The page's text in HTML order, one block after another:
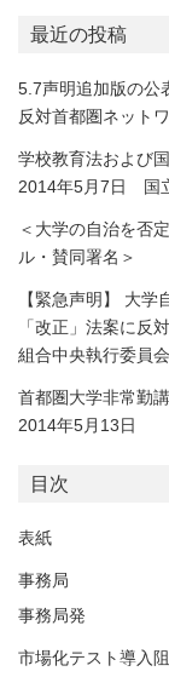
最近の投稿
5.7声明追加版の
反対首都圏ネット
学校教育法および
2014年5月7日 国
＜大学の自治を否
ル・賛同署名＞
【緊急声明】 大
「改正」法案に
組合中央執行委員会
首都圏大学非常勤
2014年5月13日
目次
表紙
事務局
事務局発
市場化テスト導入